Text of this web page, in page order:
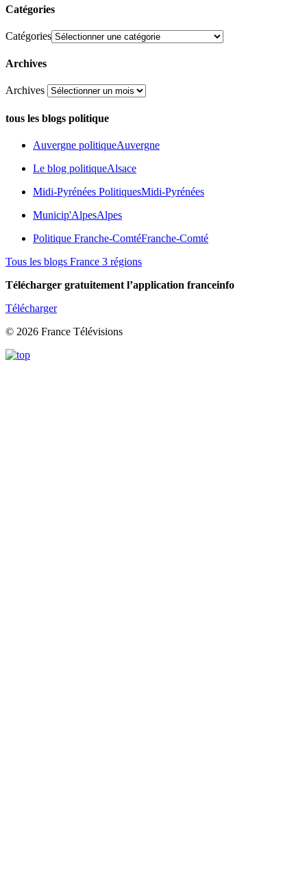
Catégories
Catégories
Archives
Archives
tous les blogs politique
Auvergne politiqueAuvergne
Le blog politiqueAlsace
Midi-Pyrénées PolitiquesMidi-Pyrénées
Municip'AlpesAlpes
Politique Franche-ComtéFranche-Comté
Tous les blogs France 3 régions
Télécharger gratuitement l’application franceinfo
Télécharger
© 2026 France Télévisions